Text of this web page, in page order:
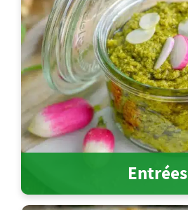
Entrées